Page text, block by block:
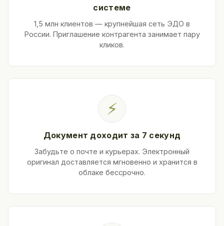
системе
1,5 млн клиентов — крупнейшая сеть ЭДО в
России. Приглашение контрагента занимает пару
кликов.
⚡
Документ доходит за 7 секунд
Забудьте о почте и курьерах. Электронный
оригинал доставляется мгновенно и хранится в
облаке бессрочно.